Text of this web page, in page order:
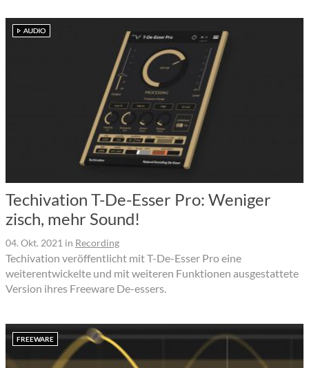
Techivation T-De-Esser Pro: Weniger
zisch, mehr Sound!
04. Okt. 2021 in Recording
Techivation veröffentlicht mit T-De-Esser Pro eine
weiterentwickelte und mit weiteren Funktionen ausgestattete
Version ihres Freeware De-essers.
FREEWARE